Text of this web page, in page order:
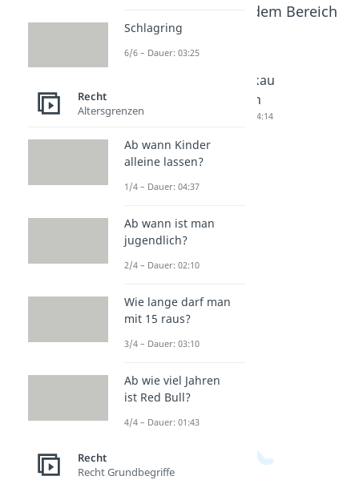
Beliebte Inhalte aus dem Bereich
fmann
Dauer: 04:01
Kannkau
fmann
Dauer: 04:14
Schlagring
6/6 – Dauer: 03:25
Recht
Altersgrenzen
Ab wann Kinder
alleine lassen?
1/4 – Dauer: 04:37
Ab wann ist man
jugendlich?
2/4 – Dauer: 02:10
Wie lange darf man
mit 15 raus?
3/4 – Dauer: 03:10
Ab wie viel Jahren
ist Red Bull?
4/4 – Dauer: 01:43
Recht
Recht Grundbegriffe